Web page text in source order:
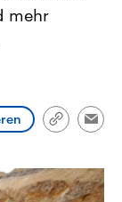
vom Iran
mehr
Link